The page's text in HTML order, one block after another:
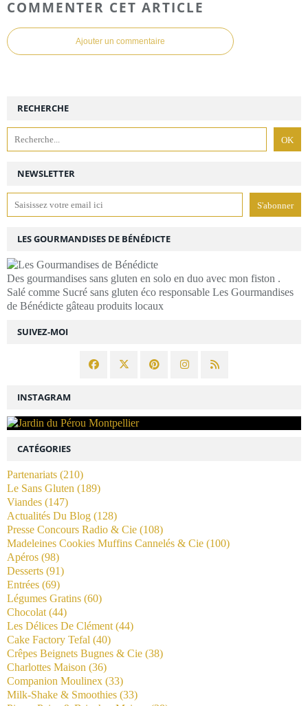
COMMENTER CET ARTICLE
Ajouter un commentaire
NEWSLETTER
SUIVEZ-MOI
RECHERCHE
LES GOURMANDISES DE BÉNÉDICTE
Des gourmandises sans gluten en solo en duo avec mon fiston .
Salé comme Sucré sans gluten éco responsable Les Gourmandises
de Bénédicte gâteau produits locaux
INSTAGRAM
CATÉGORIES
Partenariats (210)
Le Sans Gluten (189)
Viandes (147)
Actualités Du Blog (128)
Presse Concours Radio & Cie (108)
Madeleines Cookies Muffins Cannelés & Cie (100)
Apéros (98)
Desserts (91)
Entrées (69)
Légumes Gratins (60)
Chocolat (44)
Les Délices De Clément (44)
Cake Factory Tefal (40)
Crêpes Beignets Bugnes & Cie (38)
Charlottes Maison (36)
Companion Moulinex (33)
Milk-Shake & Smoothies (33)